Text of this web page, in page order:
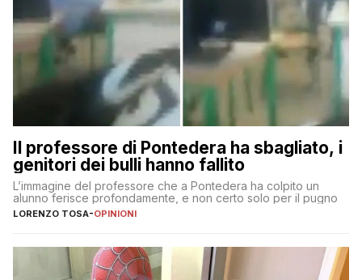
Il professore di Pontedera ha sbagliato, i
genitori dei bulli hanno fallito
L’immagine del professore che a Pontedera ha colpito un
alunno ferisce profondamente, e non certo solo per il pugno
LORENZO TOSA-OPINIONI